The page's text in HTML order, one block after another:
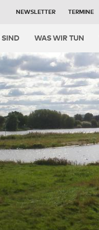
NEWSLETTER TERMINE
SIND WAS WIR TUN